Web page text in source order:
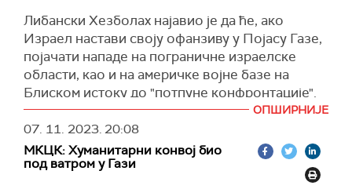
Црвеном полумесецу.
Портпарол египатског министарства спољних
послова Ахмед Абу Зеид претходно је рекао
да препреке које ствара Израел отежавају да
помоћ стигне до палестинске енклаве.
(Тас, Танјуг)
Либански Хезболах најавио је да ће, ако
Израел настави своју офанзиву у Појасу Газе,
појачати нападе на пограничне израелске
области, као и на америчке војне базе на
Блиском истоку до "потпуне конфронтације".
Наим Касем, заменик генералног секретара
Хезболаха, потврдио је да његова група
учествује у сукобу да би се смањио притисак
на Газу.
ОПШИРНИЈЕ
07. 11. 2023.20:08
МКЦК: Хуманитарни конвој био
под ватром у Гази